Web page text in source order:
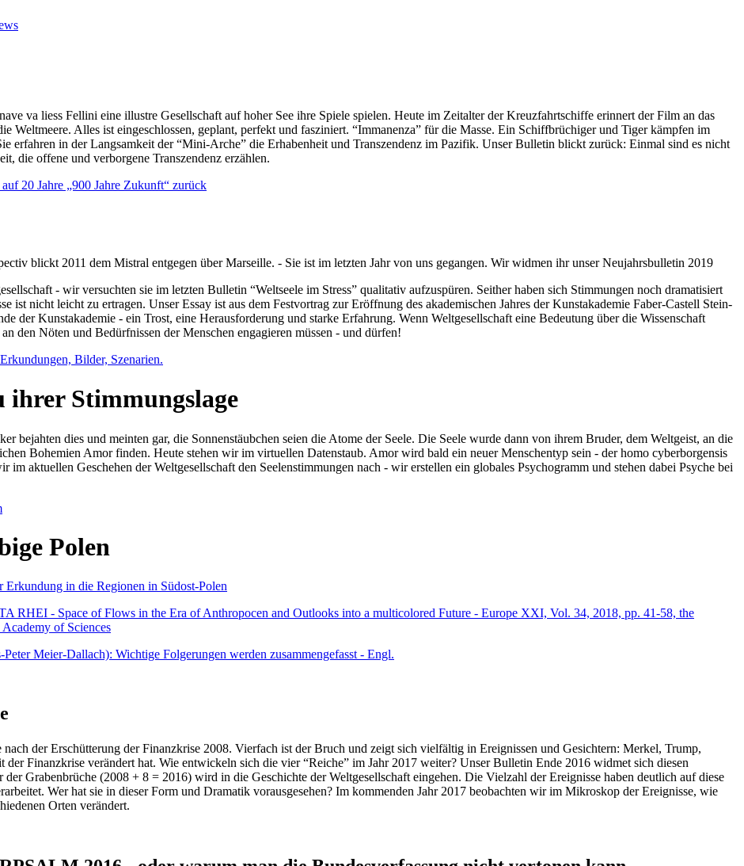
va liess Fellini eine illustre Gesellschaft auf hoher See ihre Spiele spielen. Heute im Zeitalter der Kreuzfahrtschiffe erinnert der Film an das
Weltmeere. Alles ist eingeschlossen, geplant, perfekt und fasziniert. “Immanenza” für die Masse. Ein Schiffbrüchiger und Tiger kämpfen im
erfahren in der Langsamkeit der “Mini-Arche” die Erhabenheit und Transzendenz im Pazifik. Unser Bulletin blickt zurück: Einmal sind es nicht
die offene und verborgene Transzendenz erzählen.
20 Jahre „900 Jahre Zukunft“ zurück
blickt 2011 dem Mistral entgegen über Marseille. - Sie ist im letzten Jahr von uns gegangen. Wir widmen ihr unser Neujahrsbulletin 2019
- wir versuchten sie im letzten Bulletin “Weltseele im Stress” qualitativ aufzuspüren. Seither haben sich Stimmungen noch dramatisiert
nicht leicht zu ertragen. Unser Essay ist aus dem Festvortrag zur Eröffnung des akademischen Jahres der Kunstakademie Faber-Castell Stein-
der Kunstakademie - ein Trost, eine Herausforderung und starke Erfahrung. Wenn Weltgesellschaft eine Bedeutung über die Wissenschaft
den Nöten und Bedürfnissen der Menschen engagieren müssen - und dürfen!
Bilder, Szenarien.
ihrer Stimmungslage
bejahten dies und meinten gar, die Sonnenstäubchen seien die Atome der Seele. Die Seele wurde dann von ihrem Bruder, dem Weltgeist, an die
Bohemien Amor finden. Heute stehen wir im virtuellen Datenstaub. Amor wird bald ein neuer Menschentyp sein - der homo cyberborgensis
aktuellen Geschehen der Weltgesellschaft den Seelenstimmungen nach - wir erstellen ein globales Psychogramm und stehen dabei Psyche bei
Polen
in die Regionen in Südost-Polen
RHEI - Space of Flows in the Era of Anthropocen and Outlooks into a multicolored Future - Europe XXI, Vol. 34, 2018, pp. 41-58, the
of Sciences
Meier-Dallach): Wichtige Folgerungen werden zusammengefasst - Engl.
der Erschütterung der Finanzkrise 2008. Vierfach ist der Bruch und zeigt sich vielfältig in Ereignissen und Gesichtern: Merkel, Trump,
Finanzkrise verändert hat. Wie entwickeln sich die vier “Reiche” im Jahr 2017 weiter? Unser Bulletin Ende 2016 widmet sich diesen
Grabenbrüche (2008 + 8 = 2016) wird in die Geschichte der Weltgesellschaft eingehen. Die Vielzahl der Ereignisse haben deutlich auf diese
Wer hat sie in dieser Form und Dramatik vorausgesehen? Im kommenden Jahr 2017 beobachten wir im Mikroskop der Ereignisse, wie
Orten verändert.